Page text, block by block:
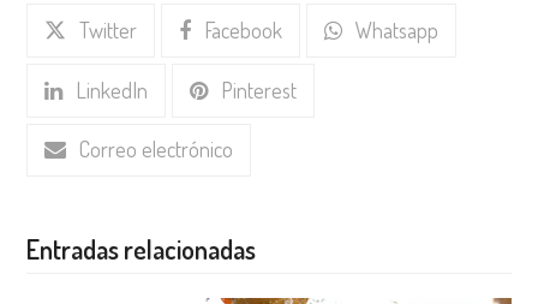
Twitter Facebook Whatsapp
LinkedIn Pinterest
Correo electrónico
Entradas relacionadas